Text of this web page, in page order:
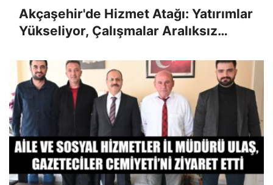
Akçaşehir'de Hizmet Atağı: Yatırımlar
Yükseliyor, Çalışmalar Aralıksız